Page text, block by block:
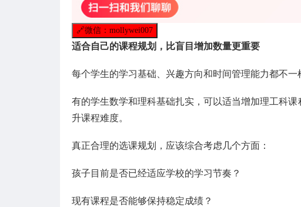
🔗微信：mollywei007
适合自己的课程规划，比盲目增加数量更重要
每个学生的学习基础、兴趣方向和时间管理能力都不
有的学生数学和理科基础扎实，可以适当增加理工科
升课程难度。
真正合理的选课规划，应该综合考虑几个方面：
孩子目前是否已经适应学校的学习节奏？
现有课程是否能够保持稳定成绩？